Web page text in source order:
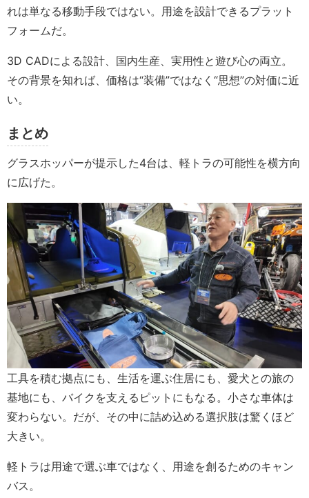
れは単なる移動手段ではない。用途を設計できるプラット
フォームだ。
3D CADによる設計、国内生産、実用性と遊び心の両立。
その背景を知れば、価格は“装備”ではなく“思想”の対価に近
い。
まとめ
グラスホッパーが提示した4台は、軽トラの可能性を横方向
に広げた。
工具を積む拠点にも、生活を運ぶ住居にも、愛犬との旅の
基地にも、バイクを支えるピットにもなる。小さな車体は
変わらない。だが、その中に詰め込める選択肢は驚くほど
大きい。
軽トラは用途で選ぶ車ではなく、用途を創るためのキャン
バス。